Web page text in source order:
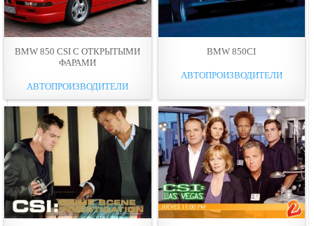
BMW 850 CSI С ОТКРЫТЫМИ
ФАРАМИ
АВТОПРОИЗВОДИТЕЛИ
BMW 850CI
АВТОПРОИЗВОДИТЕЛИ